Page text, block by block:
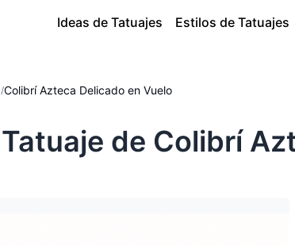
Ideas de Tatuajes Estilos de Tatuajes
/Colibrí Azteca Delicado en Vuelo
Tatuaje de Colibrí